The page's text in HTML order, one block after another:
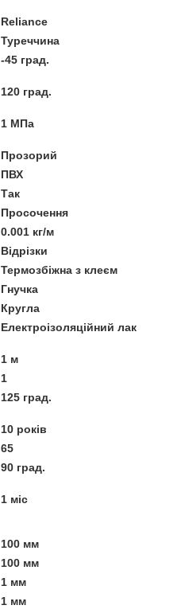
Reliance
Туреччина
-45 град.
120 град.
1 МПа
Прозорий
ПВХ
Так
Просочення
0.001 кг/м
Відрізки
Термозбіжна з клеєм
Гнучка
Кругла
Електроізоляційний лак
1 м
1
125 град.
10 років
65
90 град.
1 міс
100 мм
100 мм
1 мм
1 мм